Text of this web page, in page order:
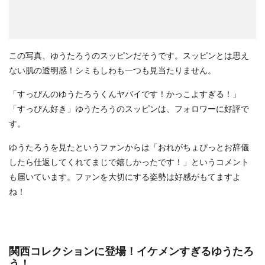
この写真、ゆうたろうのスッピンだそうです。スッピンとは思え
ない肌の透明感！シミもしわも一つも見当たりません。
「すっぴんのゆうたろうくんヤバイです！かっこよすぎる！」
「すっぴん好き」ゆうたろうのスッピンは、フォロワーに好評で
す。
ゆうたろうを見たというファンからは「おれがちょぴっとお辞儀
したら仕返してくれてまじで嬉しかったです！」というコメント
も届いています。ファンを大切にする姿勢は好感がもてますよ
ね！
関西コレクションに登場！イケメンすぎるゆうたろ